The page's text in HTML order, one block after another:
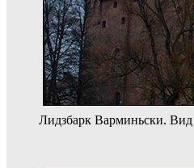
Лидзбарк Варминьски. Вид